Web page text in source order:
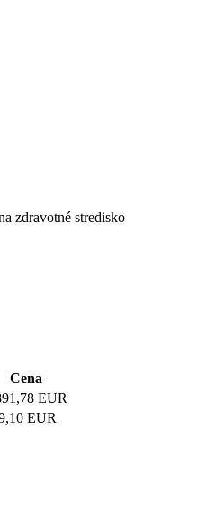
zdravotné stredisko
Cena
EUR
EUR